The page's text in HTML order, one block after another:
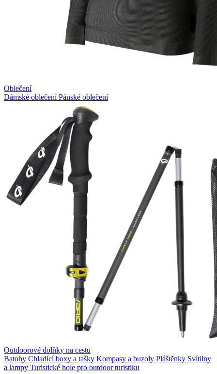
Oblečení
Dámské oblečeníPánské oblečení
Outdoorové dolňky na cestu
Batohy Chladící boxy a tašky Kompasy a buzoly Pláštěnky Svítilny
a lampy Turistické hole pro outdoor turistiku